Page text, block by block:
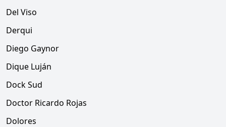
Del Viso
Derqui
Diego Gaynor
Dique Luján
Dock Sud
Doctor Ricardo Rojas
Dolores